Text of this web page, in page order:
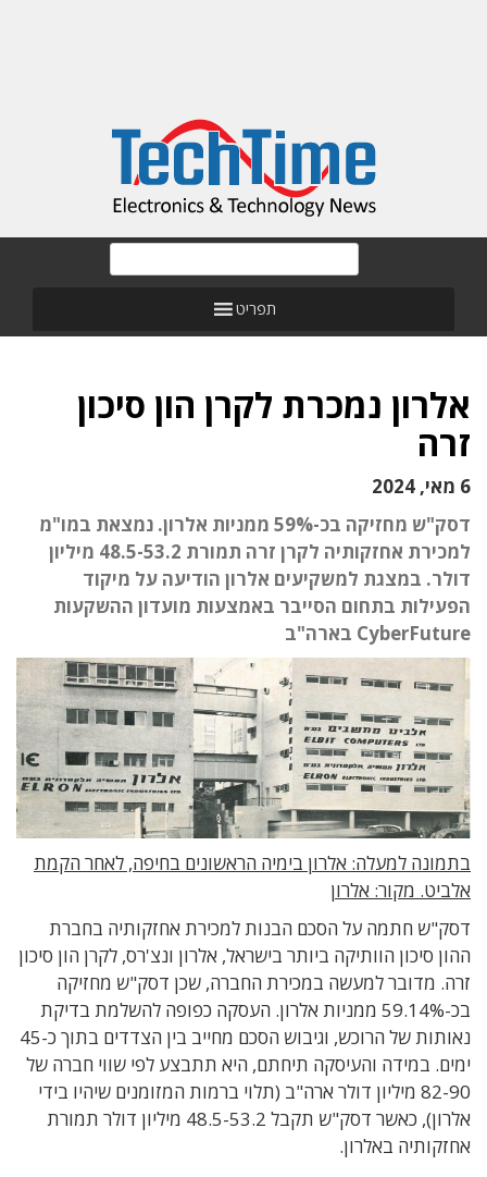
תפריט
אלרון נמכרת לקרן הון סיכון
זרה
6 מאי, 2024
דסק"ש מחזיקה בכ-59% ממניות אלרון. נמצאת במו"מ
למכירת אחזקותיה לקרן זרה תמורת 48.5-53.2 מיליון
דולר. במצגת למשקיעים אלרון הודיעה על מיקוד
הפעילות בתחום הסייבר באמצעות מועדון ההשקעות
CyberFuture בארה"ב
בתמונה למעלה: אלרון בימיה הראשונים בחיפה, לאחר הקמת
אלביט. מקור: אלרון
דסק"ש חתמה על הסכם הבנות למכירת אחזקותיה בחברת
ההון סיכון הוותיקה ביותר בישראל, אלרון ונצ'רס, לקרן הון סיכון
זרה. מדובר למעשה במכירת החברה, שכן דסק"ש מחזיקה
בכ-59.14% ממניות אלרון. העסקה כפופה להשלמת בדיקת
נאותות של הרוכש, וגיבוש הסכם מחייב בין הצדדים בתוך כ-45
ימים. במידה והעיסקה תיחתם, היא תתבצע לפי שווי חברה של
82-90 מיליון דולר ארה"ב (תלוי ברמות המזומנים שיהיו בידי
אלרון), כאשר דסק"ש תקבל 48.5-53.2 מיליון דולר תמורת
אחזקותיה באלרון.